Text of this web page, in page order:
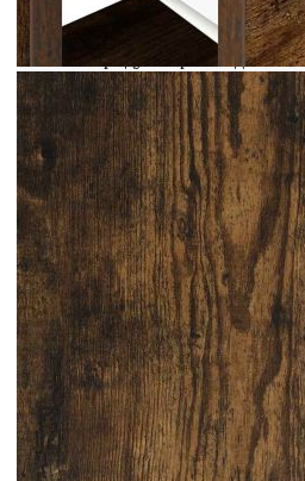
кърпа и изисква по-малко
Внимание:За да
този продукт трябва да се
предоставеното устройство
стена.
Цвят: Опушен дъб
Материал: Инженерно
Общи размери: 51 x
Размери на
(Ш x Д x В)
Брой чекмеджета: 1
Общ капацитет на
Капацитет на теглото
кг
Необходим е монтаж